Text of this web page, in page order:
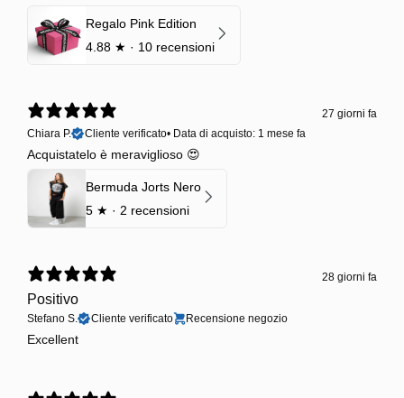
Regalo Pink Edition
4.88 ★ · 10 recensioni
27 giorni fa
Chiara P.
Cliente verificato• Data di acquisto: 1 mese fa
Acquistatelo è meraviglioso 😍
Bermuda Jorts Nero
5 ★ · 2 recensioni
28 giorni fa
Positivo
Stefano S. Cliente verificato Recensione negozio
Excellent